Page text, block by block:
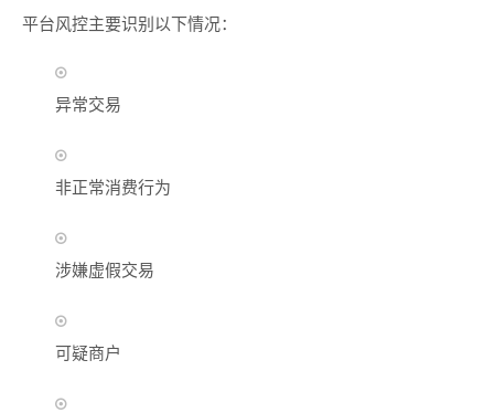
平台风控主要识别以下情况：
异常交易
非正常消费行为
涉嫌虚假交易
可疑商户